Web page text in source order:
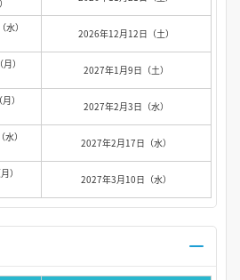
）
2026年12月12日（土）
）
2027年1月9日（土）
）
2027年2月3日（水）
）
2027年2月17日（水）
）
2027年3月10日（水）